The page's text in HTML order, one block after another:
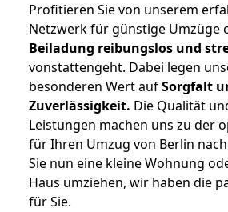
Profitieren Sie von unserem
Netzwerk für günstige Umzüge
Beiladung reibungslos und
vonstattengeht. Dabei legen
besonderen Wert aufSorgfalt
Zuverlässigkeit. Die Qualität
Leistungen machen uns zu der
für Ihren Umzug von Berlin
Sie nun eine kleine Wohnung
Haus umziehen, wir haben die
für Sie.